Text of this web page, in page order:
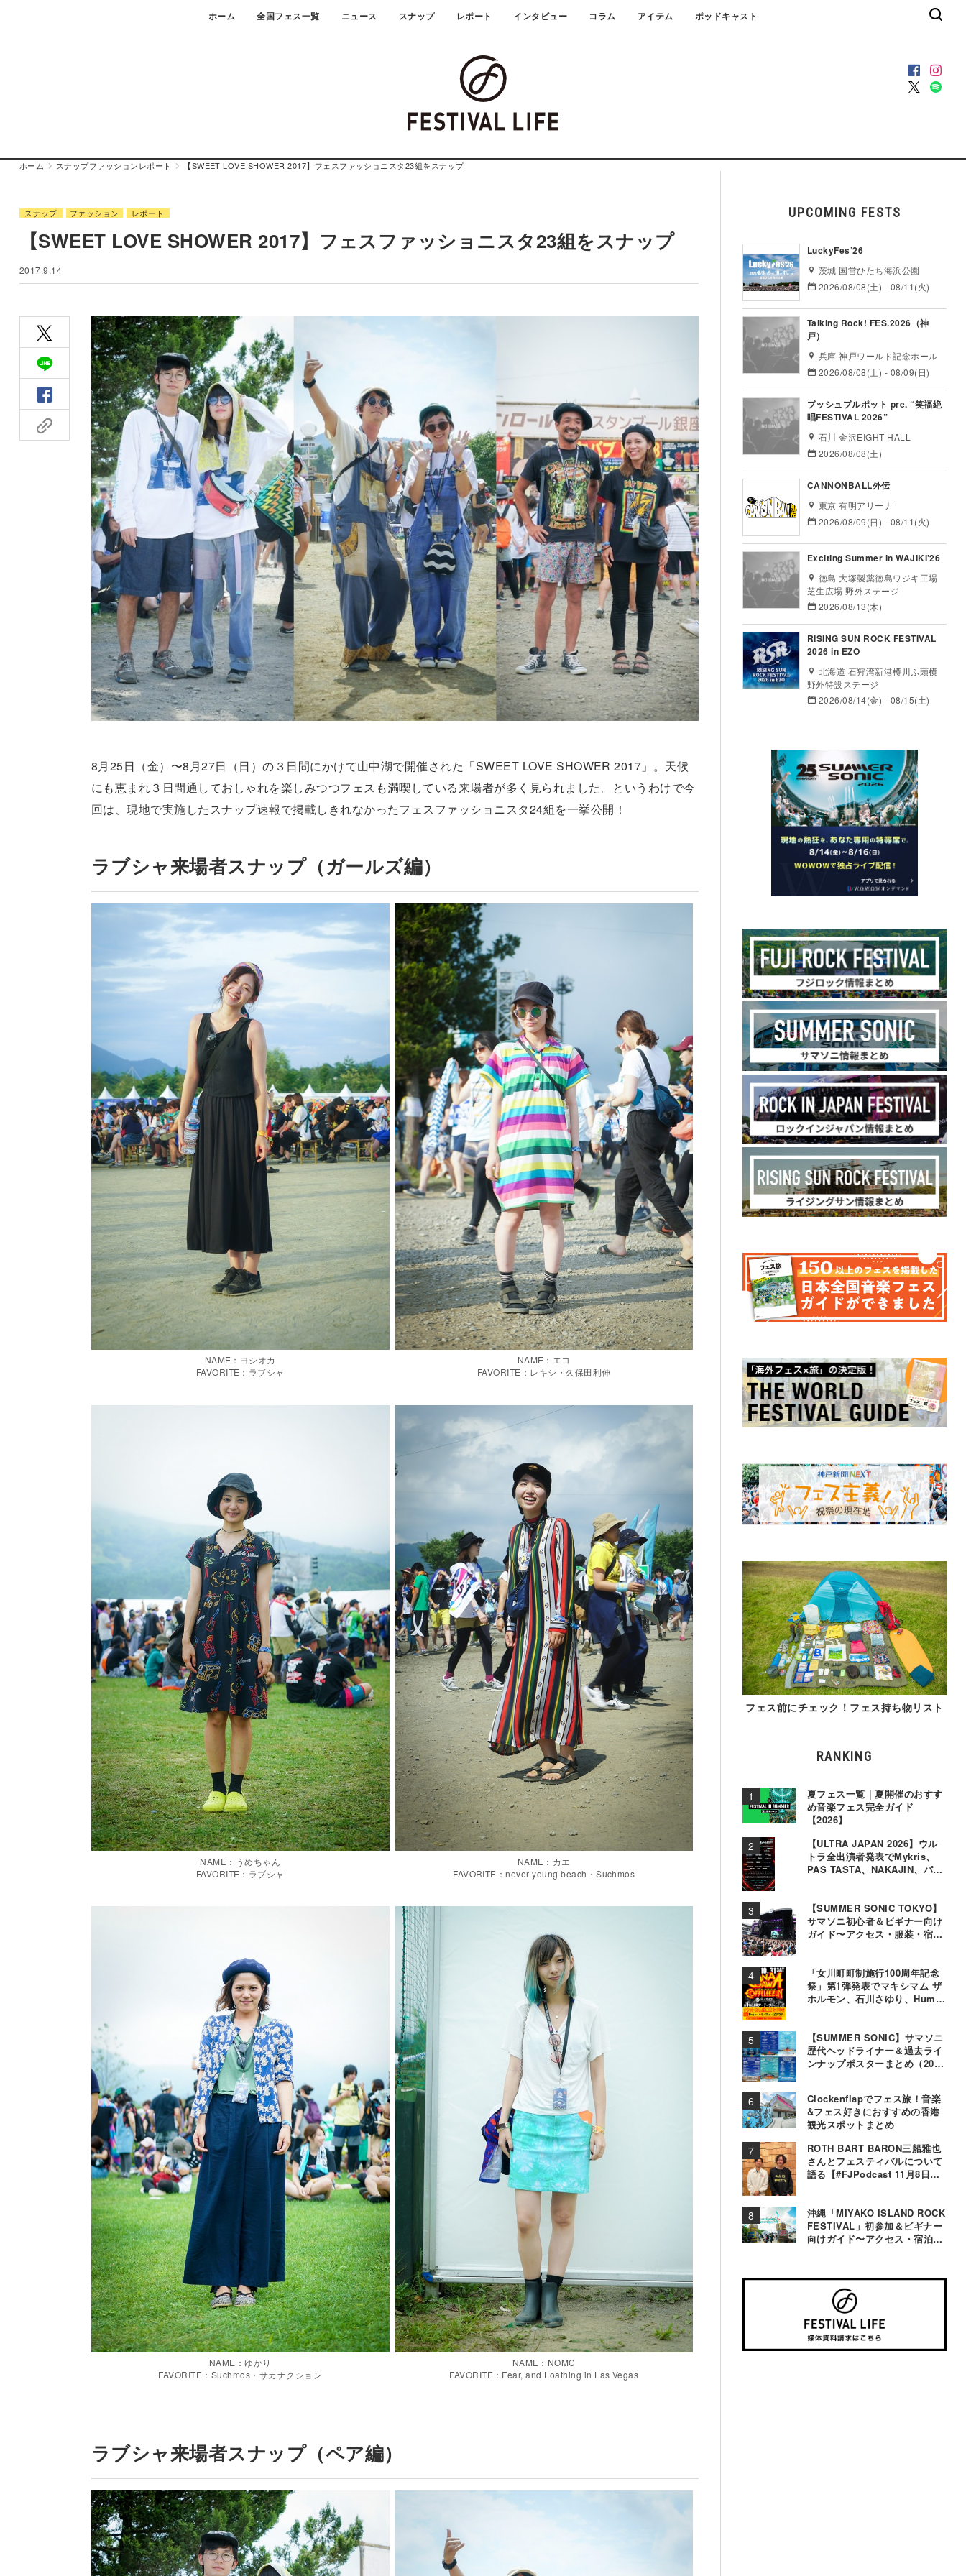
ホーム 全国フェス一覧 ニュース スナップ レポート インタビュー コラム アイテム ポッドキャスト
ホーム スナップファッションレポート 【SWEET LOVE SHOWER 2017】フェスファッショニスタ23組をスナップ
スナップ ファッション レポート
【SWEET LOVE SHOWER 2017】フェスファッショニスタ23組をスナップ
2017.9.14
8月25日（金）〜8月27日（日）の３日間にかけて山中湖で開催された「SWEET LOVE SHOWER 2017」。天候
にも恵まれ３日間通しておしゃれを楽しみつつフェスも満喫している来場者が多く見られました。というわけで今
回は、現地で実施したスナップ速報で掲載しきれなかったフェスファッショニスタ24組を一挙公開！
ラブシャ来場者スナップ（ガールズ編）
NAME：ヨシオカ
FAVORITE：ラブシャ
NAME：エコ
FAVORITE：レキシ・久保田利伸
NAME：うめちゃん
FAVORITE：ラブシャ
NAME：カエ
FAVORITE：never young beach・Suchmos
NAME：ゆかり
FAVORITE：Suchmos・サカナクション
NAME：NOMC
FAVORITE：Fear, and Loathing in Las Vegas
ラブシャ来場者スナップ（ペア編）
UPCOMING FESTS
LuckyFes’26
茨城 国営ひたち海浜公園
2026/08/08(土) - 08/11(火)
Talking Rock! FES.2026（神
戸）
兵庫 神戸ワールド記念ホール
2026/08/08(土) - 08/09(日)
プッシュプルポット pre. “笑福絶
唱FESTIVAL 2026”
石川 金沢EIGHT HALL
2026/08/08(土)
CANNONBALL外伝
東京 有明アリーナ
2026/08/09(日) - 08/11(火)
Exciting Summer in WAJIKI’26
徳島 大塚製薬徳島ワジキ工場
芝生広場 野外ステージ
2026/08/13(木)
RISING SUN ROCK FESTIVAL
2026 in EZO
北海道 石狩湾新港樽川ふ頭横
野外特設ステージ
2026/08/14(金) - 08/15(土)
フェス前にチェック！フェス持ち物リスト
RANKING
夏フェス一覧｜夏開催のおすす
め音楽フェス完全ガイド
【2026】
【ULTRA JAPAN 2026】ウル
トラ全出演者発表でMykris、
PAS TASTA、NAKAJIN、パソ
【SUMMER SONIC TOKYO】
サマソニ初心者＆ビギナー向け
ガイド〜アクセス・服装・宿泊
「女川町町制施行100周年記念
祭」第1弾発表でマキシマム ザ
ホルモン、石川さゆり、Hump
【SUMMER SONIC】サマソニ
歴代ヘッドライナー＆過去ライ
ンナップポスターまとめ（2000
Clockenflapでフェス旅！音楽
&フェス好きにおすすめの香港
観光スポットまとめ
ROTH BART BARON三船雅也
さんとフェスティバルについて
語る【#FJPodcast 11月8日配
沖縄「MIYAKO ISLAND ROCK
FESTIVAL」初参加＆ビギナー
向けガイド〜アクセス・宿泊・